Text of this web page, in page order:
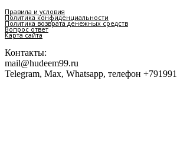
Правила и условия
Политика конфиденциальности
Политика возврата денежных средств
Вопрос ответ
Карта сайта
Контакты:
mail@hudeem99.ru
Telegram, Max, Whatsapp, телефон